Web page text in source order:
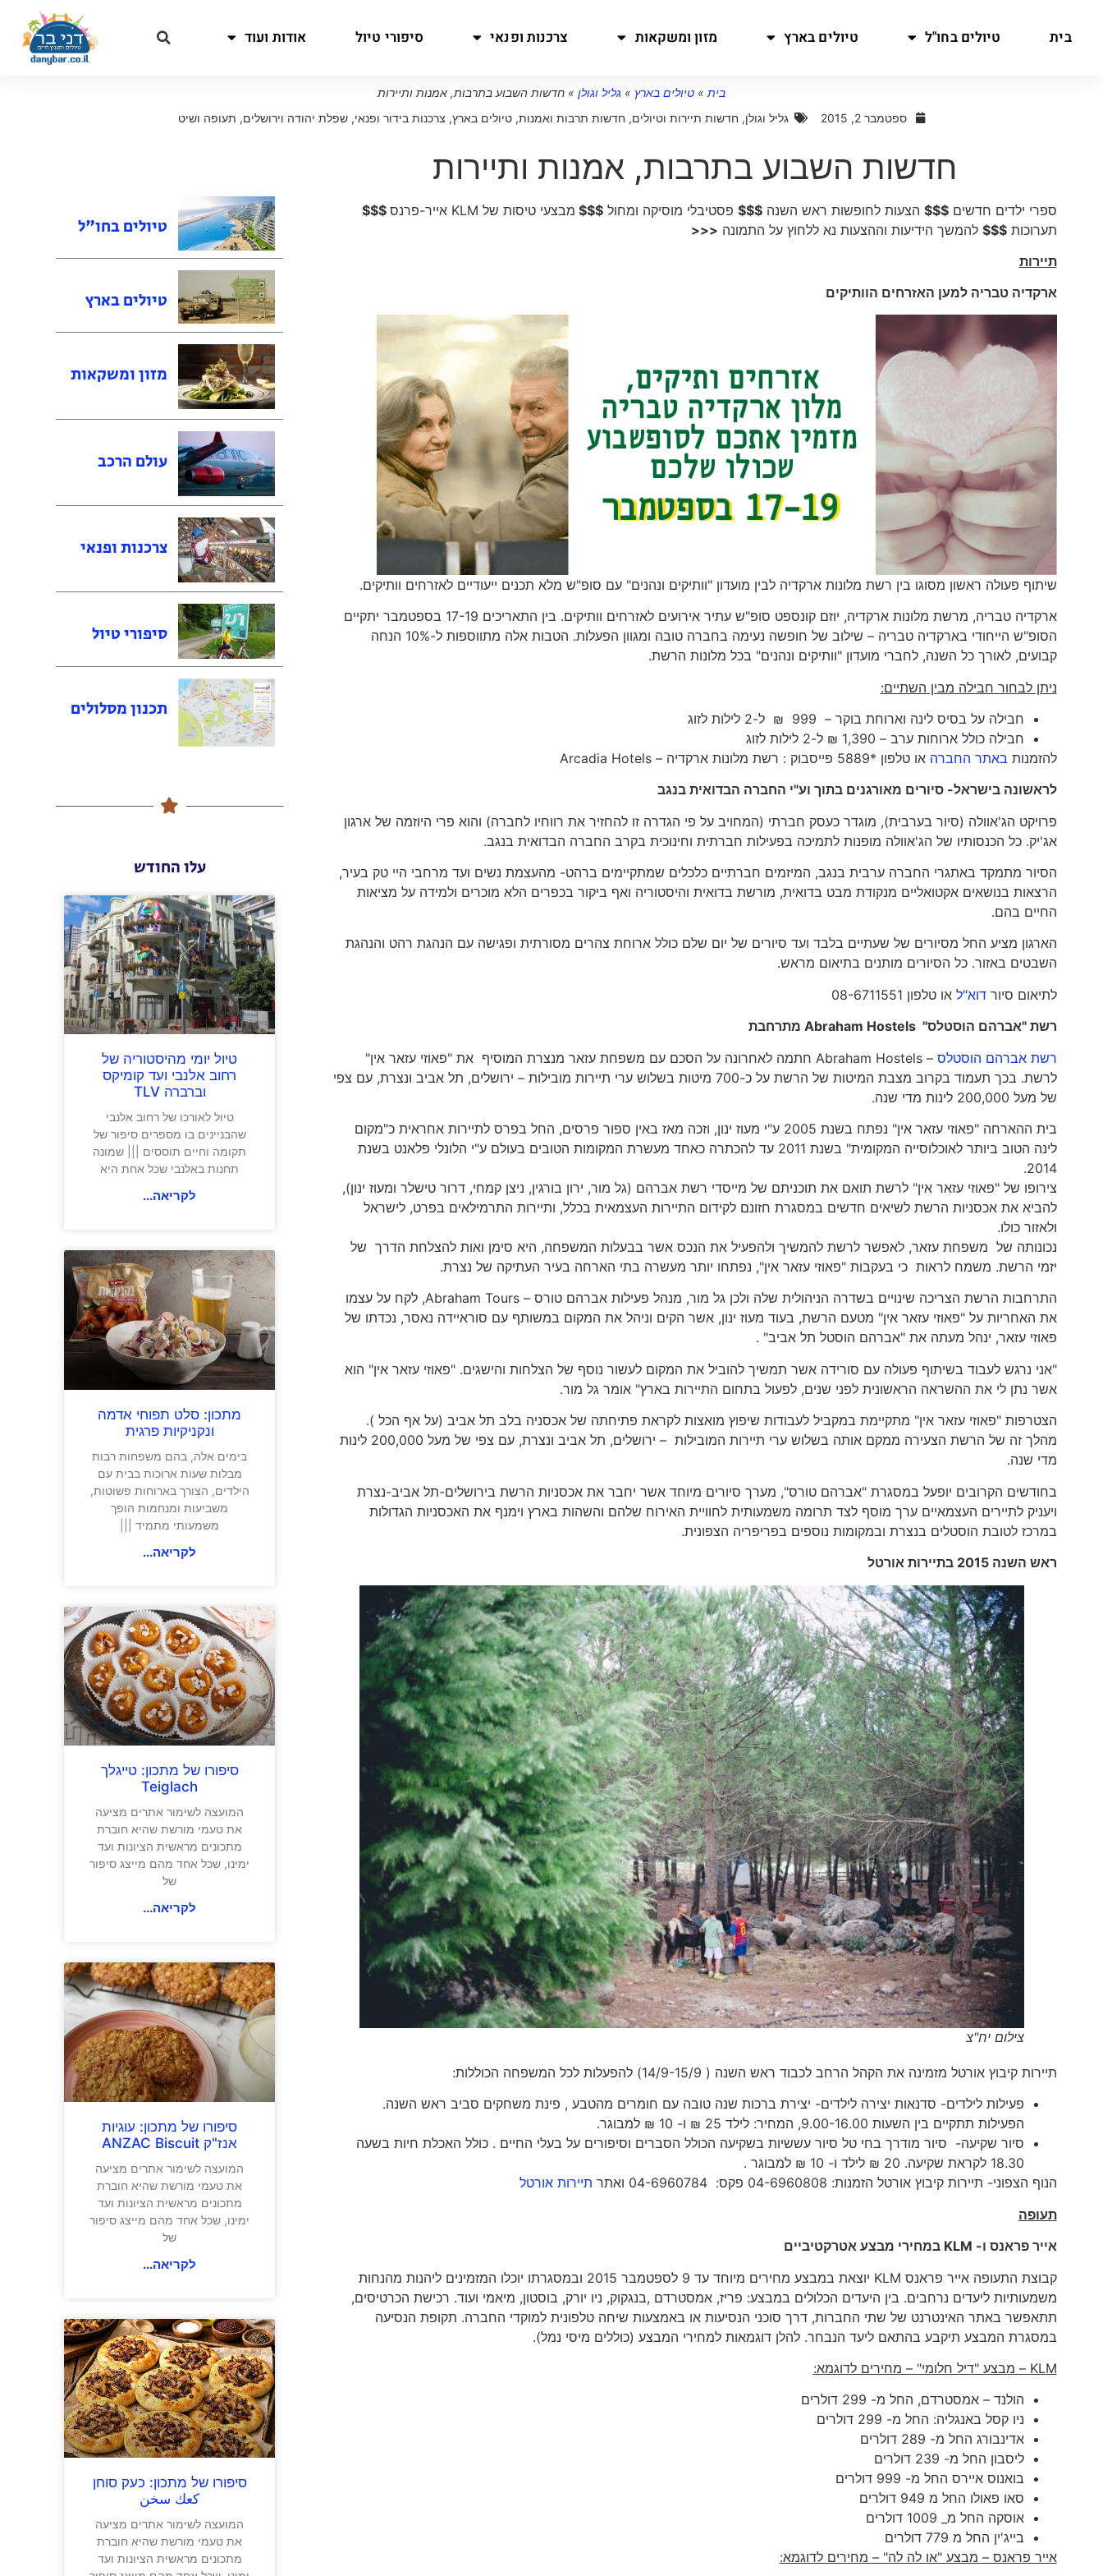
בית טיולים בחו"ל טיולים בארץ מזון ומשקאות צרכנות ופנאי סיפורי טיול אודות ועוד
בית » טיולים בארץ » גליל וגולן » חדשות השבוע בתרבות, אמנות ותיירות
ספטמבר 2, 2015
גליל וגולן, חדשות תיירות וטיולים, חדשות תרבות ואמנות,טיולים בארץ, צרכנות בידור ופנאי,שפלת יהודה וירושלים, תעופה ושיט
חדשות השבוע בתרבות, אמנות ותיירות
ספרי ילדים חדשים$$$ הצעות לחופשות ראש השנה$$$ פסטיבלי מוסיקה ומחול$$$ מבצעי טיסות של KLM אייר-פרנס
$$$
תערוכות$$$ להמשך הידיעות וההצעות נא ללחוץ על התמונה <<<
תיירות
ארקדיה טבריה למען האזרחים הוותיקים
שיתוף פעולה ראשון מסוגו בין רשת מלונות ארקדיה לבין מועדון "וותיקים ונהנים" עם סופ"ש מלא תכנים ייעודיים לאזרחים וותיקים.
ארקדיה טבריה, מרשת מלונות ארקדיה, יוזם קונספט סופ"ש עתיר אירועים לאזרחים וותיקים. בין התאריכים 17-19 בספטמבר יתקיים
הסופ"ש הייחודי בארקדיה טבריה – שילוב של חופשה נעימה בחברה טובה ומגוון הפעלות. הטבות אלה מתווספות ל-10% הנחה
קבועים, לאורך כל השנה, לחברי מועדון "וותיקים ונהנים" בכל מלונות הרשת.
ניתן לבחור חבילה מבין השתיים:
חבילה על בסיס לינה וארוחת בוקר – 999 ₪ ל-2 לילות לזוג
חבילה כולל ארוחות ערב – 1,390 ₪ ל-2 לילות לזוג
להזמנות באתר החברה או טלפון *5889 פייסבוק : רשת מלונות ארקדיה – Arcadia Hotels
לראשונה בישראל- סיורים מאורגנים בתוך וע"י החברה הבדואית בנגב
פרויקט הג'אוולה (סיור בערבית), מוגדר כעסק חברתי (המחויב על פי הגדרה זו להחזיר את רווחיו לחברה) והוא פרי היוזמה של ארגון
אג'יק. כל הכנסותיו של הג'אוולה מופנות לתמיכה בפעילות חברתית וחינוכית בקרב החברה הבדואית בנגב.
הסיור מתמקד באתגרי החברה ערבית בנגב, המיזמים חברתיים כלכלים שמתקיימים ברהט- מהעצמת נשים ועד מרחבי היי טק בעיר,
הרצאות בנושאים אקטואליים מנקודת מבט בדואית, מורשת בדואית והיסטוריה ואף ביקור בכפרים הלא מוכרים ולמידה על מציאות
החיים בהם.
הארגון מציע החל מסיורים של שעתיים בלבד ועד סיורים של יום שלם כולל ארוחת צהרים מסורתית ופגישה עם הנהגת רהט והנהגת
השבטים באזור. כל הסיורים מותנים בתיאום מראש.
לתיאום סיורדוא"ל או טלפון 08-6711551
רשת "אברהם הוסטלס" Abraham Hostels
מתרחבת
רשת אברהם הוסטלס
– Abraham Hostels חתמה לאחרונה על הסכם עם משפחת עזאר מנצרת המוסיף את "פאוזי עזאר אין"
לרשת. בכך תעמוד בקרוב מצבת המיטות של הרשת על כ-700 מיטות בשלוש ערי תיירות מובילות – ירושלים, תל אביב ונצרת, עם צפי
של מעל 200,000 לינות מדי שנה.
בית ההארחה "פאוזי עזאר אין" נפתח בשנת 2005 ע"י מעוז ינון, וזכה מאז באין ספור פרסים, החל בפרס לתיירות אחראית כ"מקום
לינה הטוב ביותר לאוכלוסייה המקומית" בשנת 2011 עד להכתרה כאחד מעשרת המקומות הטובים בעולם ע"י הלונלי פלאנט בשנת
2014.
צירופו של "פאוזי עזאר אין" לרשת תואם את תוכניתם של מייסדי רשת אברהם (גל מור, ירון בורגין, ניצן קמחי, דרור טישלר ומעוז ינון),
להביא את אכסניות הרשת לשיאים חדשים במסגרת חזונם לקידום התיירות העצמאית בכלל, ותיירות התרמילאים בפרט, לישראל
ולאזור כולו.
נכונותה של משפחת עזאר, לאפשר לרשת להמשיך ולהפעיל את הנכס אשר בבעלות המשפחה, היא סימן ואות להצלחת הדרך של
יזמי הרשת. משמח לראות כי בעקבות "פאוזי עזאר אין", נפתחו יותר מעשרה בתי הארחה בעיר העתיקה של נצרת.
התרחבות הרשת הצריכה שינויים בשדרה הניהולית שלה ולכן גל מור, מנהל פעילות אברהם טורס – Abraham Tours, לקח על עצמו
את האחריות על "פאוזי עזאר אין" מטעם הרשת, בעוד מעוז ינון, אשר הקים וניהל את המקום במשותף עם סוראיידה נאסר, נכדתו של
פאוזי עזאר, ינהל מעתה את "אברהם הוסטל תל אביב" .
"אני נרגש לעבוד בשיתוף פעולה עם סורידה אשר תמשיך להוביל את המקום לעשור נוסף של הצלחות והישגים. "פאוזי עזאר אין" הוא
אשר נתן לי את ההשראה הראשונית לפני שנים, לפעול בתחום התיירות בארץ" אומר גל מור.
הצטרפות "פאוזי עזאר אין" מתקיימת במקביל לעבודות שיפוץ מואצות לקראת פתיחתה של אכסניה בלב תל אביב (על אף הכל ).
מהלך זה של הרשת הצעירה ממקם אותה בשלוש ערי תיירות המובילות – ירושלים, תל אביב ונצרת, עם צפי של מעל 200,000 לינות
מדי שנה.
בחודשים הקרובים יופעל במסגרת "אברהם טורס", מערך סיורים מיוחד אשר יחבר את אכסניות הרשת בירושלים-תל אביב-נצרת
ויעניק לתיירים העצמאיים ערך מוסף לצד תרומה משמעותית לחוויית האירוח שלהם והשהות בארץ וימנף את האכסניות הגדולות
במרכז לטובת הוסטלים בנצרת ובמקומות נוספים בפריפריה הצפונית.
ראש השנה 2015 בתיירות אורטל
צילום יח"צ
תיירות קיבוץ אורטל מזמינה את הקהל הרחב לכבוד ראש השנה ( 14/9-15/9) להפעלות לכל המשפחה הכוללות:
פעילות לילדים- סדנאות יצירה לילדים- יצירת ברכות שנה טובה עם חומרים מהטבע , פינת משחקים סביב ראש השנה.
הפעילות תתקיים בין השעות 9.00-16.00, המחיר: לילד 25 ₪ ו- 10 ₪ למבוגר.
סיור שקיעה- סיור מודרך בחי טל סיור עששיות בשקיעה הכולל הסברים וסיפורים על בעלי החיים . כולל האכלת חיות בשעה
18.30 לקראת שקיעה. 20 ₪ לילד ו- 10 ₪ למבוגר .
הנוף הצפוני- תיירות קיבוץ אורטל הזמנות: 04-6960808 פקס: 04-6960784 ואתר
תיירות אורטל
תעופה
אייר פראנס ו- KLM במחירי מבצע אטרקטיביים
קבוצת התעופה אייר פראנס KLM יוצאת במבצע מחירים מיוחד עד 9 לספטמבר 2015 ובמסגרתו יוכלו המזמינים ליהנות מהנחות
משמעותיות ליעדים נרחבים. בין היעדים הכלולים במבצע: פריז, אמסטרדם ,בנגקוק, ניו יורק, בוסטון, מיאמי ועוד. רכישת הכרטיסים,
תתאפשר באתר האינטרנט של שתי החברות, דרך סוכני הנסיעות או באמצעות שיחה טלפונית למוקדי החברה. תקופת הנסיעה
במסגרת המבצע תיקבע בהתאם ליעד הנבחר. להלן דוגמאות למחירי המבצע (כוללים מיסי נמל).
KLM – מבצע "דיל חלומי" – מחירים לדוגמא:
הולנד – אמסטרדם, החל מ- 299 דולרים
ניו קסל באנגליה: החל מ- 299 דולרים
אדינבורג החל מ- 289 דולרים
ליסבון החל מ- 239 דולרים
בואנוס איירס החל מ- 999 דולרים
סאו פאולו החל מ 949 דולרים
אוסקה החל מ_ 1009 דולרים
בייג'ין החל מ 779 דולרים
אייר פראנס – מבצע "או לה לה" – מחירים לדוגמא:
טיולים בחו"ל
טיולים בארץ
מזון ומשקאות
עולם הרכב
צרכנות ופנאי
סיפורי טיול
תכנון מסלולים
עלו החודש
טיול יומי מהיסטוריה של
רחוב אלנבי ועד קומיקס
וברברה TLV
טיול לאורכו של רחוב אלנבי
שהבניינים בו מספרים סיפור של
תקומה וחיים תוססים ||| שמונה
תחנות באלנבי שכל אחת היא
לקריאה...
מתכון: סלט תפוחי אדמה
ונקניקיות פרגית
בימים אלה, בהם משפחות רבות
מבלות שעות ארוכות בבית עם
הילדים, הצורך בארוחות פשוטות,
משביעות ומנחמות הופך
משמעותי מתמיד |||
לקריאה...
סיפורו של מתכון: טייגלך
Teiglach
המועצה לשימור אתרים מציעה
את טעמי מורשת שהיא חוברת
מתכונים מראשית הציונות ועד
ימינו, שכל אחד מהם מייצג סיפור
של
לקריאה...
סיפורו של מתכון: עוגיות
אנז"ק ANZAC Biscuit
המועצה לשימור אתרים מציעה
את טעמי מורשת שהיא חוברת
מתכונים מראשית הציונות ועד
ימינו, שכל אחד מהם מייצג סיפור
של
לקריאה...
סיפורו של מתכון: כעק סוחן
كعك سخن
המועצה לשימור אתרים מציעה
את טעמי מורשת שהיא חוברת
מתכונים מראשית הציונות ועד